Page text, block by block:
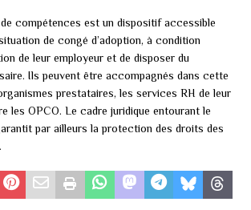
compétences est un dispositif accessible
de congé d’adoption, à condition
de leur employeur et de disposer du
Ils peuvent être accompagnés dans cette
prestataires, les services RH de leur
les OPCO. Le cadre juridique entourant le
par ailleurs la protection des droits des